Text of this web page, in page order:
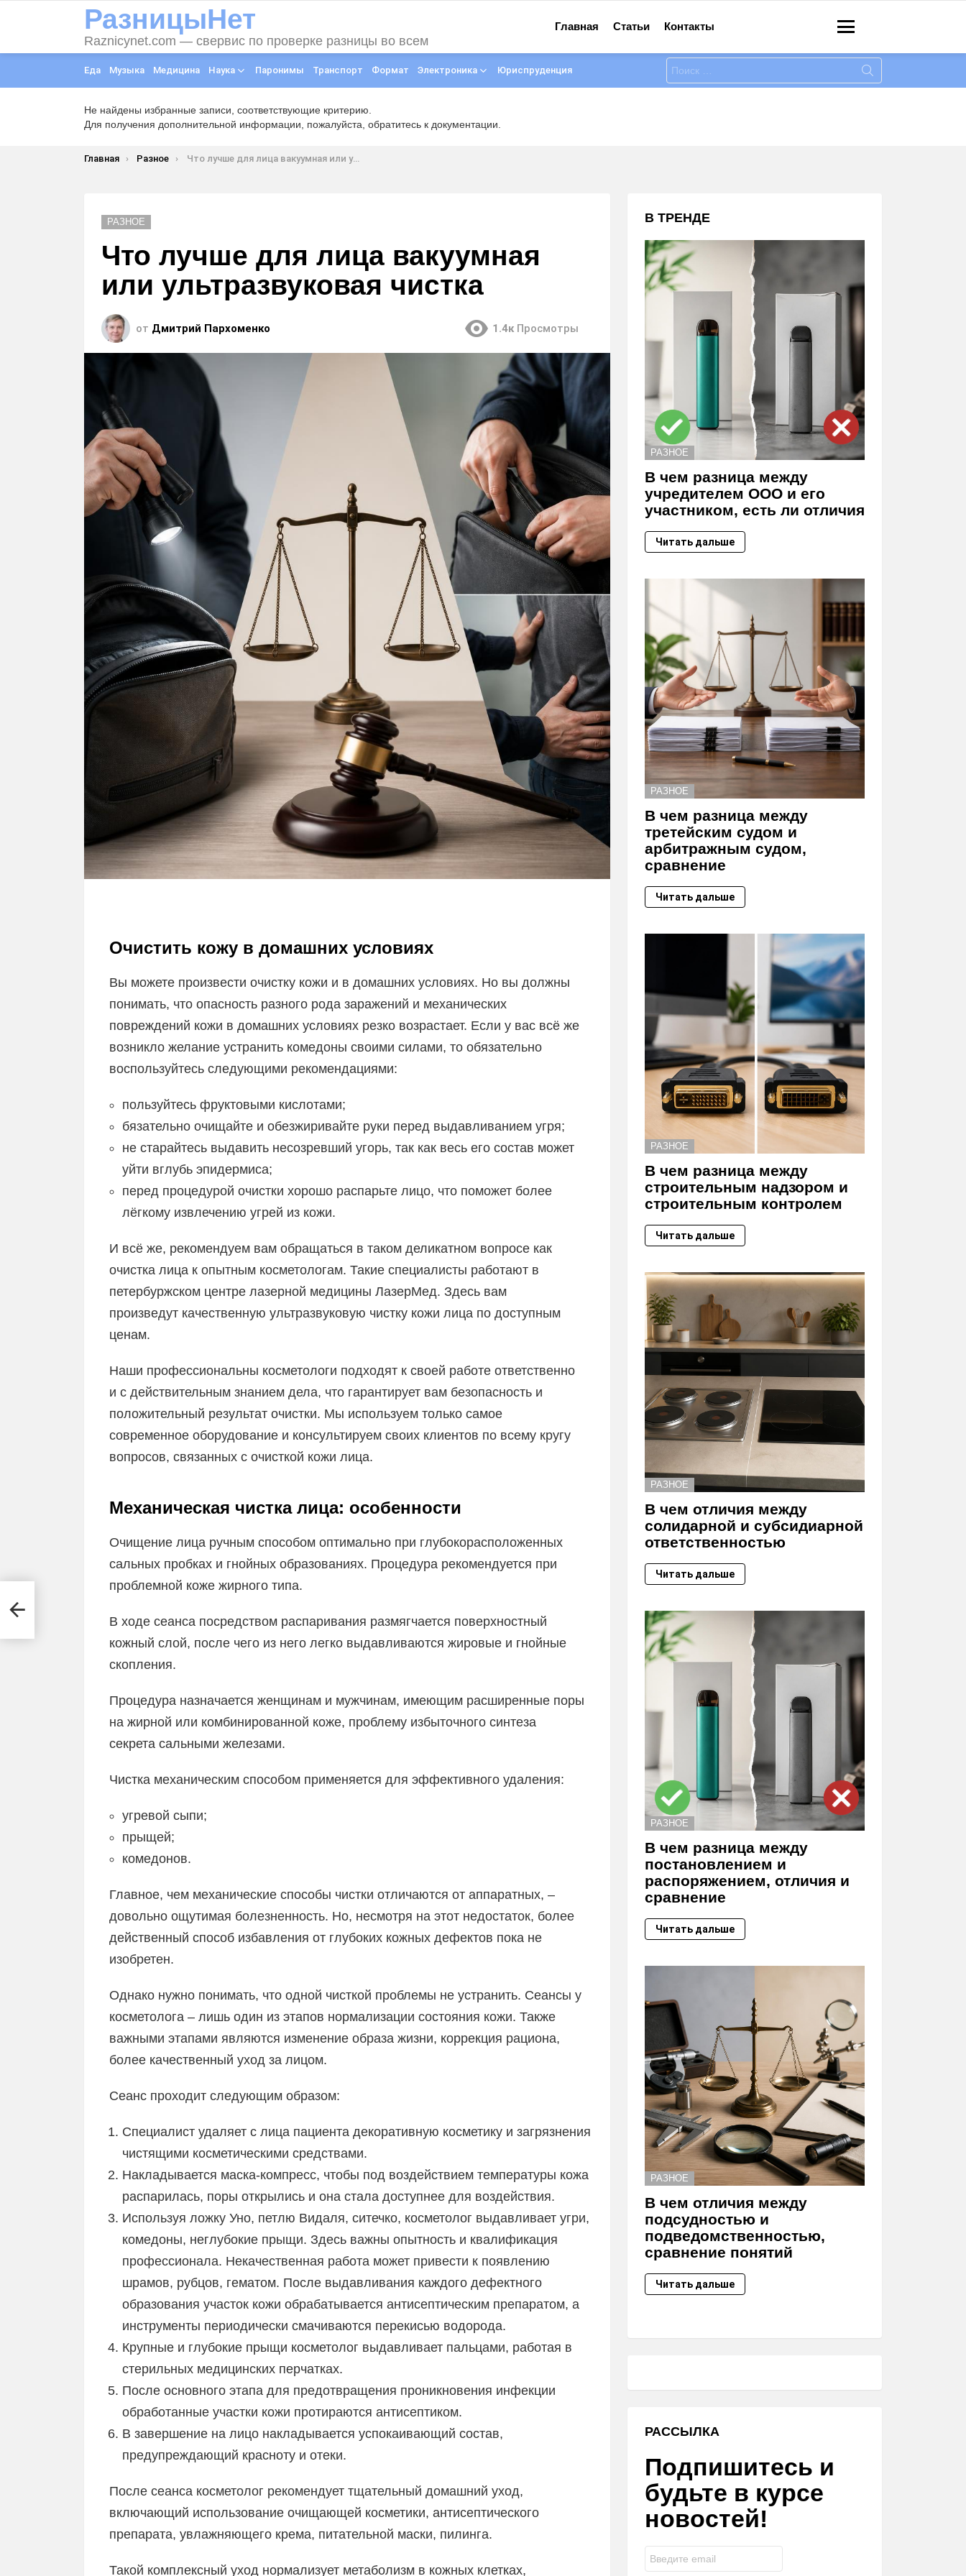
РазницыНет
Raznicynet.com — свервис по проверке разницы во всем
Главная Статьи Контакты
Еда Музыка Медицина Наука Паронимы Транспорт Формат Электроника Юриспруденция
Искать:
Не найдены избранные записи, соответствующие критерию.
Для получения дополнительной информации, пожалуйста, обратитесь к документации.
Вы здесь:
Главная Разное Что лучше для лица вакуумная или ультразвуковая чистка
РАЗНОЕ
Что лучше для лица вакуумная
или ультразвуковая чистка
от Дмитрий Пархоменко 1.4к Просмотры
Очистить кожу в домашних условиях
Вы можете произвести очистку кожи и в домашних условиях. Но вы должны
понимать, что опасность разного рода заражений и механических
повреждений кожи в домашних условиях резко возрастает. Если у вас всё же
возникло желание устранить комедоны своими силами, то обязательно
воспользуйтесь следующими рекомендациями:
пользуйтесь фруктовыми кислотами;
бязательно очищайте и обезжиривайте руки перед выдавливанием угря;
не старайтесь выдавить несозревший угорь, так как весь его состав может
уйти вглубь эпидермиса;
перед процедурой очистки хорошо распарьте лицо, что поможет более
лёгкому извлечению угрей из кожи.
И всё же, рекомендуем вам обращаться в таком деликатном вопросе как
очистка лица к опытным косметологам. Такие специалисты работают в
петербуржском центре лазерной медицины ЛазерМед. Здесь вам
произведут качественную ультразвуковую чистку кожи лица по доступным
ценам.
Наши профессиональны косметологи подходят к своей работе ответственно
и с действительным знанием дела, что гарантирует вам безопасность и
положительный результат очистки. Мы используем только самое
современное оборудование и консультируем своих клиентов по всему кругу
вопросов, связанных с очисткой кожи лица.
Механическая чистка лица: особенности
Очищение лица ручным способом оптимально при глубокорасположенных
сальных пробках и гнойных образованиях. Процедура рекомендуется при
проблемной коже жирного типа.
В ходе сеанса посредством распаривания размягчается поверхностный
кожный слой, после чего из него легко выдавливаются жировые и гнойные
скопления.
Процедура назначается женщинам и мужчинам, имеющим расширенные поры
на жирной или комбинированной коже, проблему избыточного синтеза
секрета сальными железами.
Чистка механическим способом применяется для эффективного удаления:
угревой сыпи;
прыщей;
комедонов.
Главное, чем механические способы чистки отличаются от аппаратных, –
довольно ощутимая болезненность. Но, несмотря на этот недостаток, более
действенный способ избавления от глубоких кожных дефектов пока не
изобретен.
Однако нужно понимать, что одной чисткой проблемы не устранить. Сеансы у
косметолога – лишь один из этапов нормализации состояния кожи. Также
важными этапами являются изменение образа жизни, коррекция рациона,
более качественный уход за лицом.
Сеанс проходит следующим образом:
Специалист удаляет с лица пациента декоративную косметику и загрязнения
чистящими косметическими средствами.
Накладывается маска-компресс, чтобы под воздействием температуры кожа
распарилась, поры открылись и она стала доступнее для воздействия.
Используя ложку Уно, петлю Видаля, ситечко, косметолог выдавливает угри,
комедоны, неглубокие прыщи. Здесь важны опытность и квалификация
профессионала. Некачественная работа может привести к появлению
шрамов, рубцов, гематом. После выдавливания каждого дефектного
образования участок кожи обрабатывается антисептическим препаратом, а
инструменты периодически смачиваются перекисью водорода.
Крупные и глубокие прыщи косметолог выдавливает пальцами, работая в
стерильных медицинских перчатках.
После основного этапа для предотвращения проникновения инфекции
обработанные участки кожи протираются антисептиком.
В завершение на лицо накладывается успокаивающий состав,
предупреждающий красноту и отеки.
После сеанса косметолог рекомендует тщательный домашний уход,
включающий использование очищающей косметики, антисептического
препарата, увлажняющего крема, питательной маски, пилинга.
Такой комплексный уход нормализует метаболизм в кожных клетках,
В ТРЕНДЕ
РАЗНОЕ
В чем разница между
учредителем ООО и его
участником, есть ли отличия
Читать дальше
РАЗНОЕ
В чем разница между
третейским судом и
арбитражным судом,
сравнение
Читать дальше
РАЗНОЕ
В чем разница между
строительным надзором и
строительным контролем
Читать дальше
РАЗНОЕ
В чем отличия между
солидарной и субсидиарной
ответственностью
Читать дальше
РАЗНОЕ
В чем разница между
постановлением и
распоряжением, отличия и
сравнение
Читать дальше
РАЗНОЕ
В чем отличия между
подсудностью и
подведомственностью,
сравнение понятий
Читать дальше
РАССЫЛКА
Подпишитесь и
будьте в курсе
новостей!